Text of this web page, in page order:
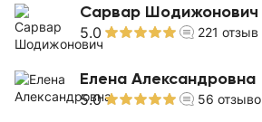
Сарвар Шодижонович
5.0 221 отзыв
Елена Александровна
5.0 56